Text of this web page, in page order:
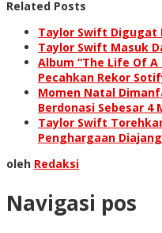
Related Posts
Taylor Swift Digugat
Taylor Swift Masuk
Album “The Life Of
Pecahkan Rekor
Momen Natal
Berdonasi Sebesar
Taylor Swift
Penghargaan Diajang
oleh Redaksi
Navigasi pos